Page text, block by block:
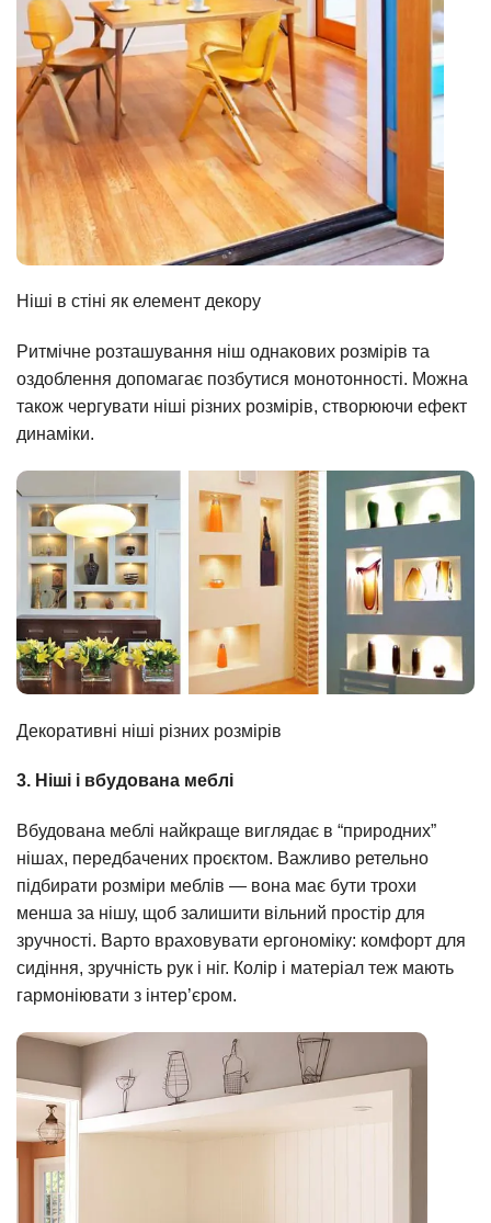
Ніші в стіні як елемент декору
Ритмічне розташування ніш однакових розмірів та
оздоблення допомагає позбутися монотонності. Можна
також чергувати ніші різних розмірів, створюючи ефект
динаміки.
Декоративні ніші різних розмірів
3. Ніші і вбудована меблі
Вбудована меблі найкраще виглядає в “природних”
нішах, передбачених проєктом. Важливо ретельно
підбирати розміри меблів — вона має бути трохи
менша за нішу, щоб залишити вільний простір для
зручності. Варто враховувати ергономіку: комфорт для
сидіння, зручність рук і ніг. Колір і матеріал теж мають
гармоніювати з інтер’єром.